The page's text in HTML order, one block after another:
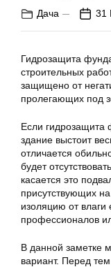
Дача 31
Гидрозащита
строительных
защищено от
пролегающих под
Если гидрозащита
здание выстоит
отличается
будет
касается это
присутствующих
изоляцию от влаги
профессионалов
В данной заметке
вариант. Перед